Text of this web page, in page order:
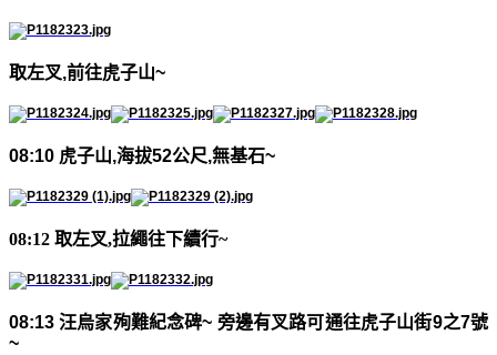
取左叉,前往虎子山~
08:10 虎子山,海拔52公尺,無基石~
08:12 取左叉,拉繩往下續行~
08:13汪烏家殉難紀念碑~ 旁邊有叉路可通往虎子山街9之7號
~